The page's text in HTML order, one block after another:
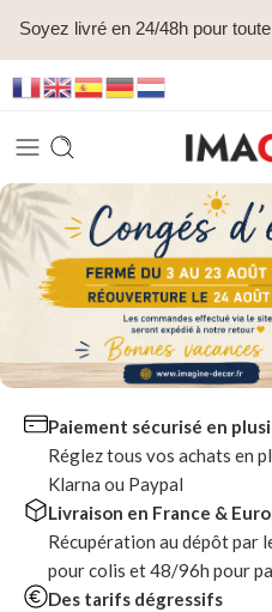
Soyez livré en 24/48h pour
Paiement sécurisé en
Réglez tous vos achats en
Klarna ou Paypal
Livraison en France &
Récupération au dépôt par
pour colis et 48/96h pour
Des tarifs dégressifs